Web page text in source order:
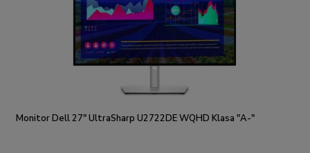
Monitor Dell 27" UltraSharp U2722DE WQHD Klasa "A-"